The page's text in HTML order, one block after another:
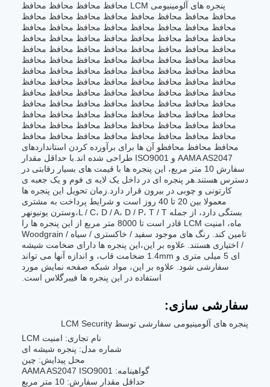
پنجره های آلومینیومی LCM محافظ محافظ محافظ محافظ
محافظ محافظ محافظ محافظ محافظ محافظ محافظ محافظ
محافظ محافظ محافظ محافظ محافظ محافظ محافظ محافظ
محافظ محافظ محافظ محافظ محافظ محافظ محافظ محافظ
محافظ محافظ محافظ محافظ محافظ محافظ محافظ محافظ
محافظ محافظ محافظ محافظ محافظ محافظ محافظ محافظ
محافظ محافظ محافظ محافظ محافظ محافظ محافظ محافظ
محافظ محافظ محافظ محافظ محافظ محافظ محافظ محافظ
محافظ محافظ محافظ محافظ محافظ محافظ محافظ محافظ
محافظ محافظ محافظ محافظ محافظ محافظ محافظ محافظ
محافظ محافظ محافظ محافظ محافظ محافظ محافظ محافظ
محافظ محافظ محافظ محافظ محافظ محافظ محافظ محافظ
محافظ محافظ محافظ محافظ محافظ محافظ محافظ محافظ
محافظ محافظ محافظو آن ها برای برآورده کردن استانداردهای
AAMA AS2047 و ISO9001 طراحی شده اند.با حداقل مقدار
سفارش 10 متر مربع، این پنجره ها با قیمت های بسیار رقابتی در
دسترس هستند.هر پنجره ای در داخل یک لایه ی فوم و یک جعبه ی
کارتونی و چوبی در بیرون قرار دارد.زمان تحویل این پنجره ها
معمولا بین 20 تا 40 روز است و شرایط پرداخت به مشتری
بستگی دارد، از جمله L / C، D / A، D / P، T / T،وسترن یونیونهر
ماه، امنیت LCM قادر است تا 8000 متر مربع از این پنجره ها را
تامین کند. رنگ های موجود سفید / خاکستری / سیاه / Woodgrain
/ اختیاری هستند. علاوه بر این،این پنجره ها دارای ضخامت شیشه
ای 5 میلی متری و 1.4mm ضخامت قاب، و اندازه آنها می تواند
سفارشی شود. علاوه بر این، مواد شبکه صفحه نمایش مورد
استفاده در این پنجره ها فیبرگلاس است.
سفارشی سازی:
پنجره های آلومینیومی سفارشی توسط LCM Security
نام تجاری: امنیت LCM
شماره مدل: پنجره شیشه ای
محل پیدایش: چین
گواهینامه: AAMA AS2047 ISO9001
حداقل مقدار سفارش: 10 متر مربع